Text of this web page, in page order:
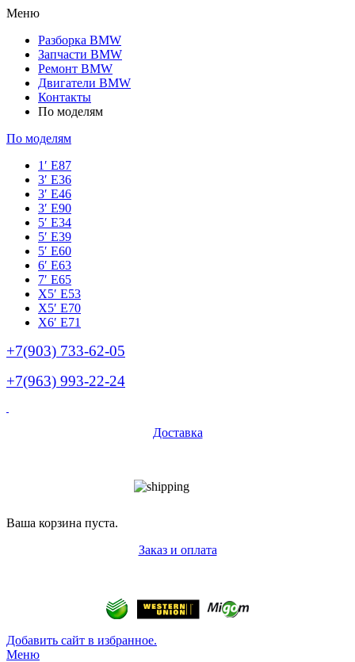
Меню
Разборка BMW
Запчасти BMW
Ремонт BMW
Двигатели BMW
Контакты
По моделям
По моделям
1′ E87
3′ E36
3′ E46
3′ E90
5′ E34
5′ E39
5′ E60
6′ E63
7′ E65
Х5′ E53
X5′ E70
X6′ E71
+7(903) 733-62-05
+7(963) 993-22-24
Доставка
Ваша корзина пуста.
Заказ и оплата
Добавить сайт в избранное.
Меню